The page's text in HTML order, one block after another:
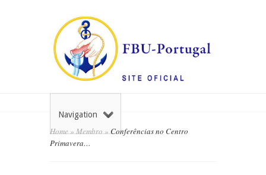
Navigation
Home » Membro » Conferências no Centro
Primavera…